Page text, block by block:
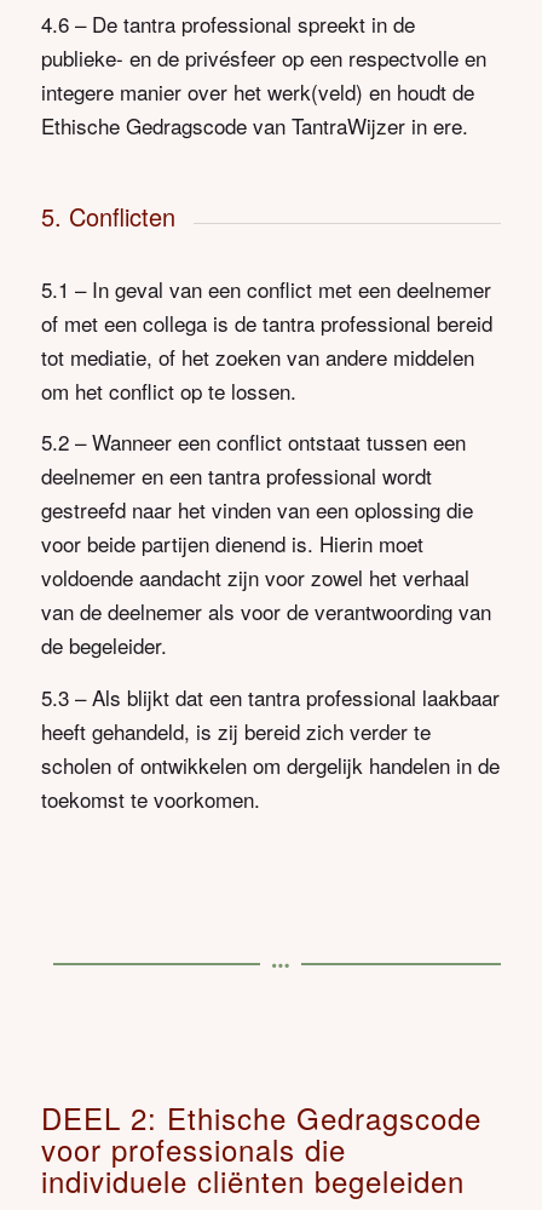
4.6 – De tantra professional spreekt in de
publieke- en de privésfeer op een respectvolle en
integere manier over het werk(veld) en houdt de
Ethische Gedragscode van TantraWijzer in ere.
5. Conflicten
5.1 – In geval van een conflict met een deelnemer
of met een collega is de tantra professional bereid
tot mediatie, of het zoeken van andere middelen
om het conflict op te lossen.
5.2 – Wanneer een conflict ontstaat tussen een
deelnemer en een tantra professional wordt
gestreefd naar het vinden van een oplossing die
voor beide partijen dienend is. Hierin moet
voldoende aandacht zijn voor zowel het verhaal
van de deelnemer als voor de verantwoording van
de begeleider.
5.3 – Als blijkt dat een tantra professional laakbaar
heeft gehandeld, is zij bereid zich verder te
scholen of ontwikkelen om dergelijk handelen in de
toekomst te voorkomen.
DEEL 2: Ethische Gedragscode
voor professionals die
individuele cliënten begeleiden